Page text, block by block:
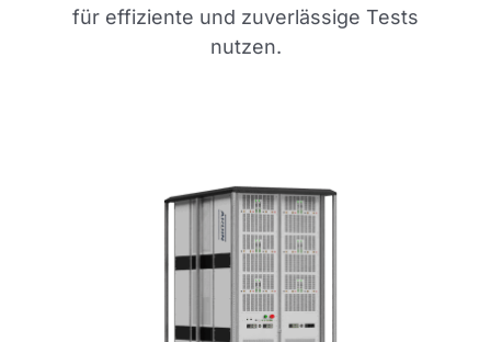
für effiziente und zuverlässige Tests
nutzen.